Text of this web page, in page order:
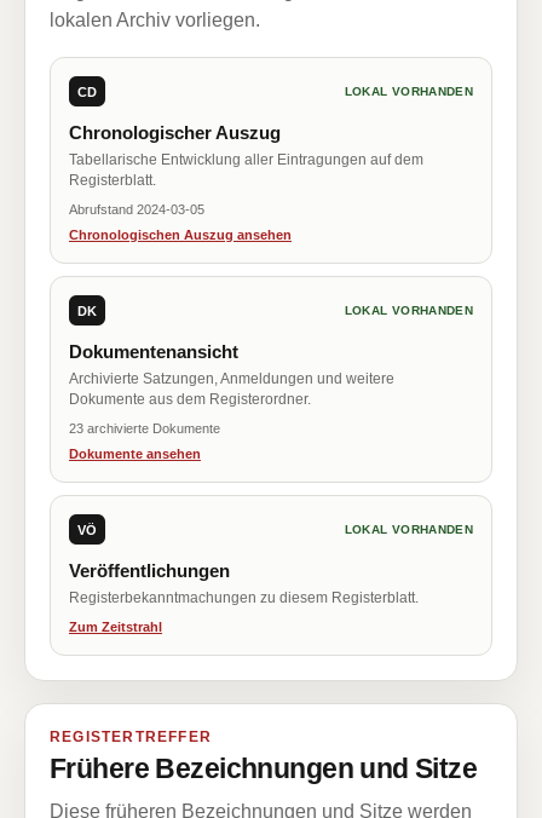
lokalen Archiv vorliegen.
CD LOKAL VORHANDEN
Chronologischer Auszug
Tabellarische Entwicklung aller Eintragungen auf dem
Registerblatt.
Abrufstand 2024-03-05
Chronologischen Auszug ansehen
DK LOKAL VORHANDEN
Dokumentenansicht
Archivierte Satzungen, Anmeldungen und weitere
Dokumente aus dem Registerordner.
23 archivierte Dokumente
Dokumente ansehen
VÖ LOKAL VORHANDEN
Veröffentlichungen
Registerbekanntmachungen zu diesem Registerblatt.
Zum Zeitstrahl
REGISTERTREFFER
Frühere Bezeichnungen und Sitze
Diese früheren Bezeichnungen und Sitze werden